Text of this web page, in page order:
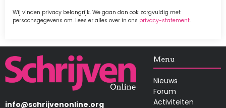
Wij vinden privacy belangrijk. We gaan dan ook zorgvuldig met
persoonsgegevens om. Lees er alles over in ons privacy-statement.
Afbeelding
info@schrijvenonline.org
Menu
Nieuws
Forum
Activiteiten